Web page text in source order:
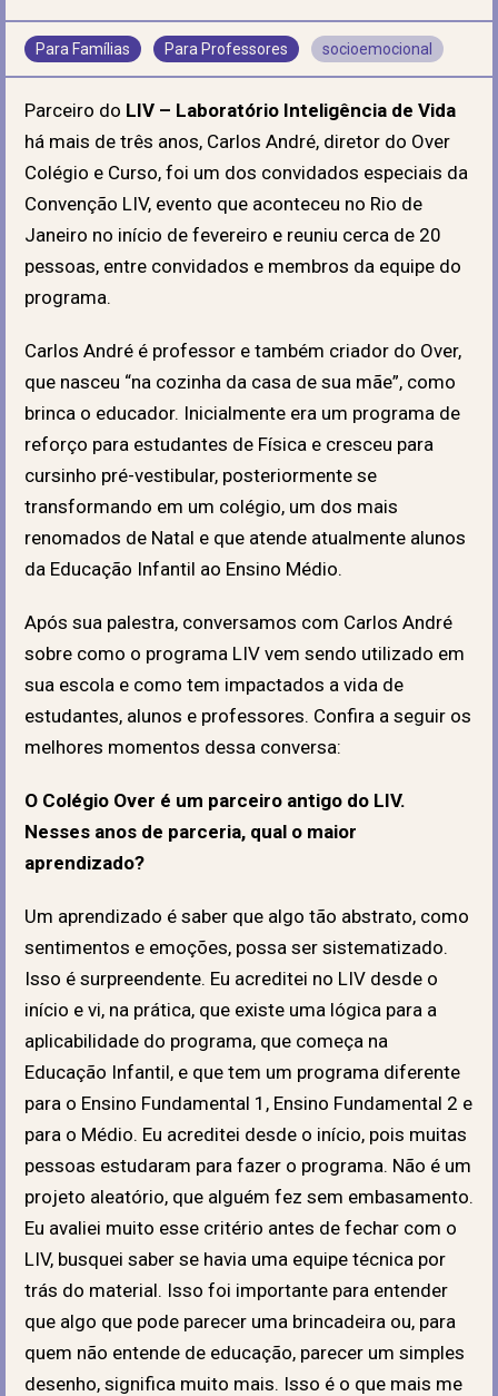
Para Famílias Para Professores socioemocional
Parceiro do LIV – Laboratório Inteligência de Vida
há mais de três anos, Carlos André, diretor do Over
Colégio e Curso, foi um dos convidados especiais da
Convenção LIV, evento que aconteceu no Rio de
Janeiro no início de fevereiro e reuniu cerca de 20
pessoas, entre convidados e membros da equipe do
programa.
Carlos André é professor e também criador do Over,
que nasceu “na cozinha da casa de sua mãe”, como
brinca o educador. Inicialmente era um programa de
reforço para estudantes de Física e cresceu para
cursinho pré-vestibular, posteriormente se
transformando em um colégio, um dos mais
renomados de Natal e que atende atualmente alunos
da Educação Infantil ao Ensino Médio.
Após sua palestra, conversamos com Carlos André
sobre como o programa LIV vem sendo utilizado em
sua escola e como tem impactados a vida de
estudantes, alunos e professores. Confira a seguir os
melhores momentos dessa conversa:
O Colégio Over é um parceiro antigo do LIV.
Nesses anos de parceria, qual o maior
aprendizado?
Um aprendizado é saber que algo tão abstrato, como
sentimentos e emoções, possa ser sistematizado.
Isso é surpreendente. Eu acreditei no LIV desde o
início e vi, na prática, que existe uma lógica para a
aplicabilidade do programa, que começa na
Educação Infantil, e que tem um programa diferente
para o Ensino Fundamental 1, Ensino Fundamental 2 e
para o Médio. Eu acreditei desde o início, pois muitas
pessoas estudaram para fazer o programa. Não é um
projeto aleatório, que alguém fez sem embasamento.
Eu avaliei muito esse critério antes de fechar com o
LIV, busquei saber se havia uma equipe técnica por
trás do material. Isso foi importante para entender
que algo que pode parecer uma brincadeira ou, para
quem não entende de educação, parecer um simples
desenho, significa muito mais. Isso é o que mais me